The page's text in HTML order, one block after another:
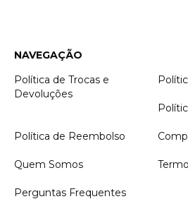
NAVEGAÇÃO
Política de Trocas e
Devoluções
Política de Reembolso
Quem Somos
Perguntas Frequentes